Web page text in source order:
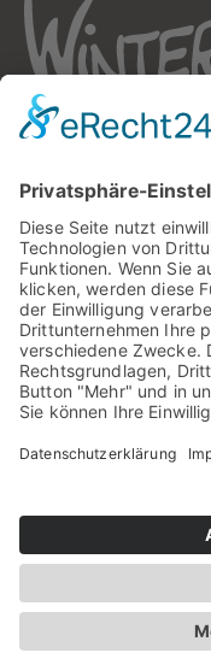
Sie haben Fragen?
Impressum
Öffnungszeiten
Newsletter